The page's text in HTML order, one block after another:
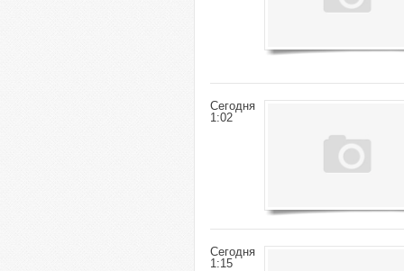
Сегодня
1:02
Сегодня
1:15